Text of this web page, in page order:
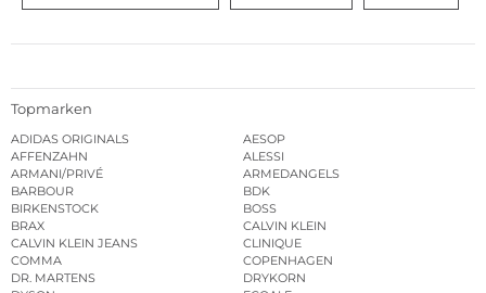
Topmarken
ADIDAS ORIGINALS
AESOP
AFFENZAHN
ALESSI
ARMANI/PRIVÉ
ARMEDANGELS
BARBOUR
BDK
BIRKENSTOCK
BOSS
BRAX
CALVIN KLEIN
CALVIN KLEIN JEANS
CLINIQUE
COMMA
COPENHAGEN
DR. MARTENS
DRYKORN